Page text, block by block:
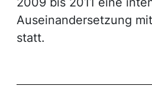
Auseinandersetzung
statt.